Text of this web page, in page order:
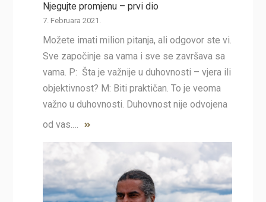
Njegujte promjenu – prvi dio
7. Februara 2021.
Možete imati milion pitanja, ali odgovor ste vi.
Sve započinje sa vama i sve se završava sa
vama. P: Šta je važnije u duhovnosti – vjera ili
objektivnost? M: Biti praktičan. To je veoma
važno u duhovnosti. Duhovnost nije odvojena
od vas.…